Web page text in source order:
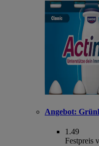
Angebot:
1.49
Festpreis